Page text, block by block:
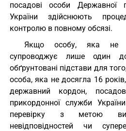
посадові особи Державної
України здійснюють
контролю в повному обсязі.
Якщо особу, яка не
супроводжує лише один
обґрунтовані підстави для
особа, яка не досягла 16
державний кордон,
прикордонної служби
перевірку з метою
невідповідностей чи